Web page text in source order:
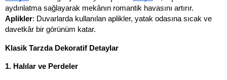
aydınlatma sağlayarak mekânın romantik havasını artırır.
Aplikler: Duvarlarda kullanılan aplikler, yatak odasına sıcak ve
davetkâr bir görünüm katar.
Klasik Tarzda Dekoratif Detaylar
1. Halılar ve Perdeler